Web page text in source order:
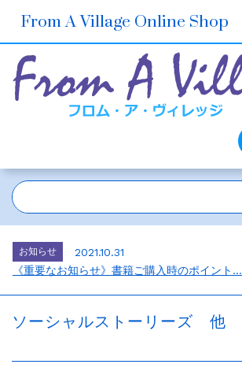
From A Village Online Shop
ホームページをリニューアルしました。...
お知らせ
2026.7.1
お知らせ
2021.10.31
《重要なお知らせ》書籍ご購入時のポイント...
お知らせ
2021.10.30
お知らせ
2026.7.1
ソーシャルストーリーズ 他